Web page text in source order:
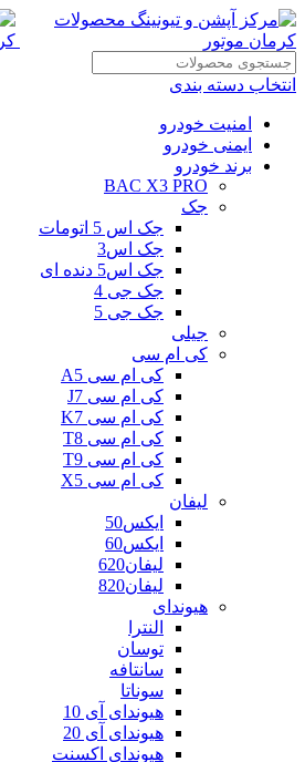
انتخاب دسته بندی
امنیت خودرو
ایمنی خودرو
برند خودرو
BAC X3 PRO
جک
جک اس 5 اتومات
جک اس3
جک اس5 دنده ای
جک جی 4
جک جی 5
جیلی
کی ام سی
کی ام سی A5
کی ام سی J7
کی ام سی K7
کی ام سی T8
کی ام سی T9
کی ام سی X5
لیفان
ایکس50
ایکس60
لیفان620
لیفان820
هیوندای
النترا
توسان
سانتافه
سوناتا
هیوندای آی 10
هیوندای آی 20
هیوندای اکسنت